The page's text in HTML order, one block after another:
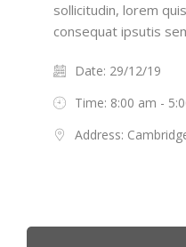
sollicitudin, lorem
consequat ipsutis
Date: 29/12/19
Time: 8:00 am -
Address:
Salta [Cocoon] Featured